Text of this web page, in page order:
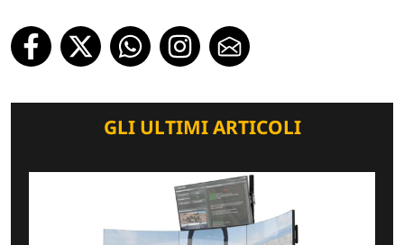
GLI ULTIMI ARTICOLI